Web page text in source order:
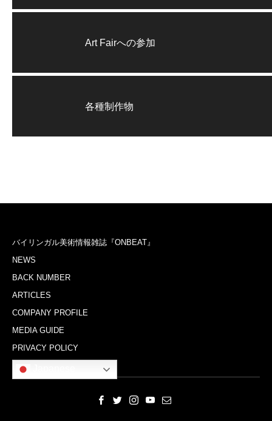
Art Fairへの参加
各種制作物
バイリンガル美術情報雑誌『ONBEAT』
NEWS
BACK NUMBER
ARTICLES
COMPANY PROFILE
MEDIA GUIDE
PRIVACY POLICY